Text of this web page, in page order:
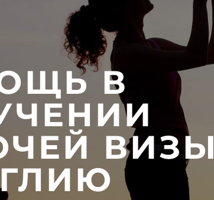
В
ВИЗЫ